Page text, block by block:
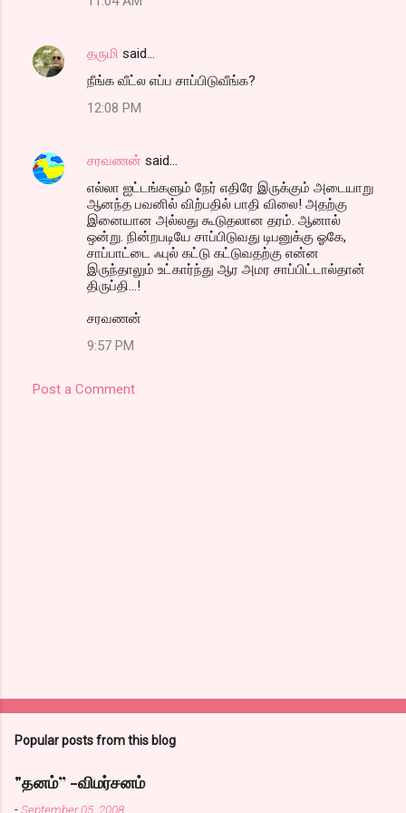
தருமி said…
நீங்க வீட்ல எப்ப சாப்பிடுவீங்க?
12:08 PM
சரவணன் said…
எல்லா ஐட்டங்களும் நேர் எதிரே இருக்கும் அடையாறு
ஆனந்த பவனில் விற்பதில் பாதி விலை! அதற்கு
இனையான அல்லது கூடுதலான தரம். ஆனால்
ஒன்று. நின்றபடியே சாப்பிடுவது டிபனுக்கு ஓகே,
சாப்பாட்டை ஃபுல் கட்டு கட்டுவதற்கு என்ன
இருந்தாலும் உட்கார்ந்து ஆர அமர சாப்பிட்டால்தான்
திருப்தி...!
சரவணன்
9:57 PM
Post a Comment
Popular posts from this blog
"தனம்” -விமர்சனம்
-September 05, 2008